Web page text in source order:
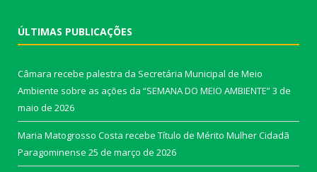
ÚLTIMAS PUBLICAÇÕES
Câmara recebe palestra da Secretária Municipal de Meio
Ambiente sobre as ações da “SEMANA DO MEIO AMBIENTE”3 de
maio de 2026
Maria Matogrosso Costa recebe Título de Mérito Mulher Cidadã
Paragominense 25 de março de 2026